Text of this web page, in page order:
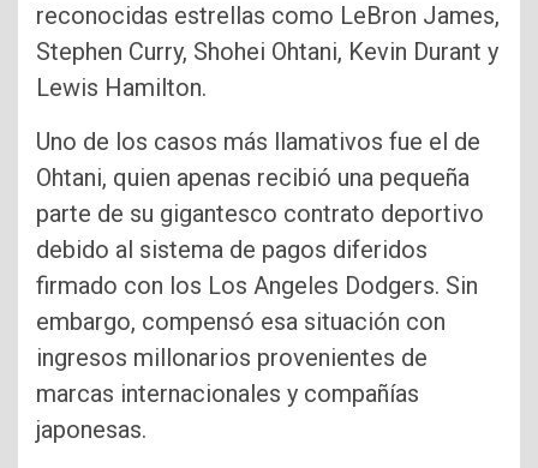
reconocidas estrellas como LeBron James,
Stephen Curry, Shohei Ohtani, Kevin Durant y
Lewis Hamilton.
Uno de los casos más llamativos fue el de
Ohtani, quien apenas recibió una pequeña
parte de su gigantesco contrato deportivo
debido al sistema de pagos diferidos
firmado con los Los Angeles Dodgers. Sin
embargo, compensó esa situación con
ingresos millonarios provenientes de
marcas internacionales y compañías
japonesas.